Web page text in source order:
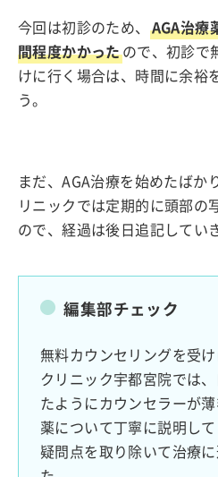
今回は初診のため、 AGA治療
間程度かかったので、初診で
けに行く場合は、時間に余裕
う。
まだ、AGA治療を始めたばか
リニックでは定期的に頭部の
ので、経過は後日追記してい
編集部チェック
無料カウンセリングを受
クリニック宇都宮院では
たようにカウンセラーが
薬について丁寧に説明し
疑問点を取り除いて治療